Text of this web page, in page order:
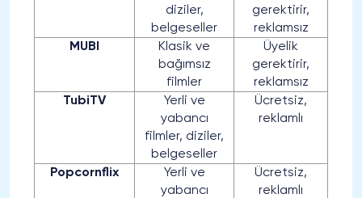
diziler,
belgeseller
gerektirir,
reklamsız
MUBI
Klasik ve
bağımsız
filmler
Üyelik
gerektirir,
reklamsız
TubiTV
Yerli ve
yabancı
filmler, diziler,
belgeseller
Ücretsiz,
reklamlı
Popcornflix
Yerli ve
yabancı
Ücretsiz,
reklamlı